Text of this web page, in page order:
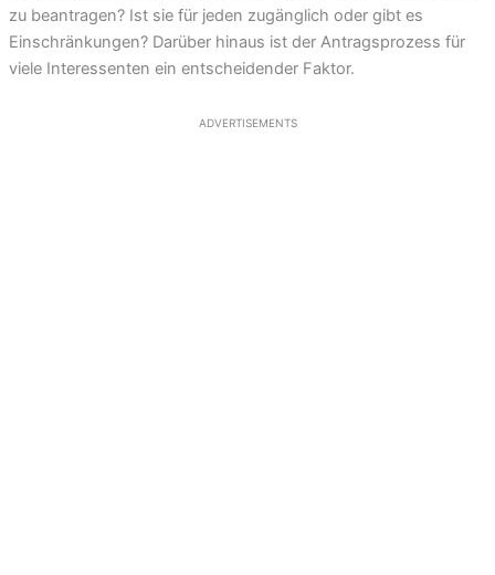
zu beantragen? Ist sie für jeden zugänglich oder gibt es
Einschränkungen? Darüber hinaus ist der Antragsprozess für
viele Interessenten ein entscheidender Faktor.
ADVERTISEMENTS